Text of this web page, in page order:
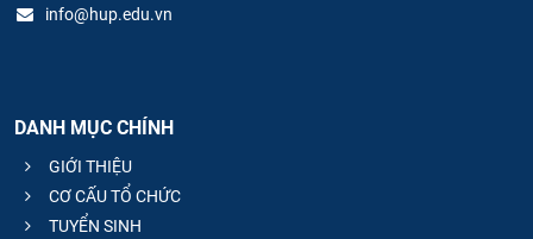
info@hup.edu.vn
DANH MỤC CHÍNH
GIỚI THIỆU
CƠ CẤU TỔ CHỨC
TUYỂN SINH